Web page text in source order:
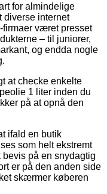
for almindelige
diverse internet
firmaer været presset
– til juniorer,
og endda nogle
at checke enkelte
1 liter inden du
på at opnå den
ifald en butik
som helt ekstremt
på en snydagtig
er på den anden side
skærmer køberen